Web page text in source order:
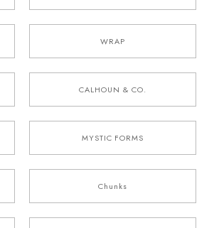
WRAP
CALHOUN & CO.
MYSTIC FORMS
Chunks